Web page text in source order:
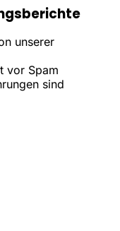
unserer
vor Spam
sind